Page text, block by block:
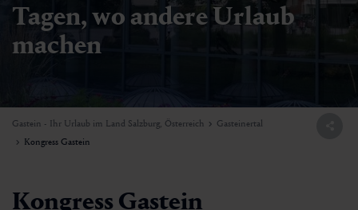
Tagen, wo andere Urlaub
machen
Gastein - Ihr Urlaub im Land Salzburg, Österreich
Gasteinertal
Kongress Gastein
Kongress Gastein